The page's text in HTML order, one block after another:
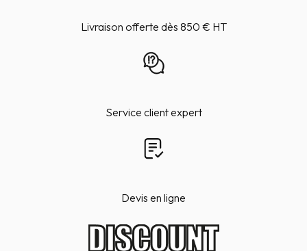
Livraison offerte dès 850 € HT
Service client expert
Devis en ligne